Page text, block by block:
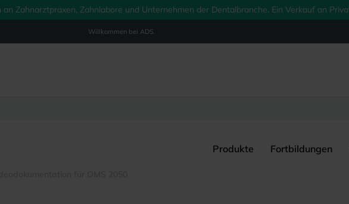
Zahnarztpraxen, Zahnlabore und Unternehmen der Dentalbranche. Ein Verkauf an
Willkommen bei ADS.
Produkte Fortbildungen